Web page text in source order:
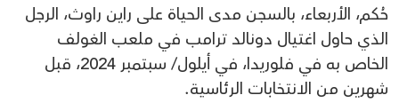
حُكم، الأربعاء، بالسجن مدى الحياة على راين راوث، الرجل
الذي حاول اغتيال دونالد ترامب في ملعب الغولف
الخاص به في فلوريدا، في أيلول/ سبتمبر 2024، قبل
شهرين من الانتخابات الرئاسية.